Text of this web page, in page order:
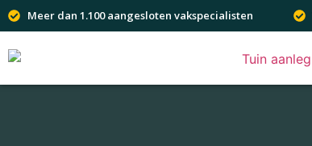
Meer dan 1.100 aangesloten vakspecialisten